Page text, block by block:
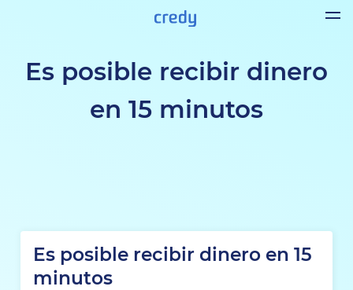
Es posible recibir dinero
en 15 minutos
Es posible recibir dinero en 15
minutos